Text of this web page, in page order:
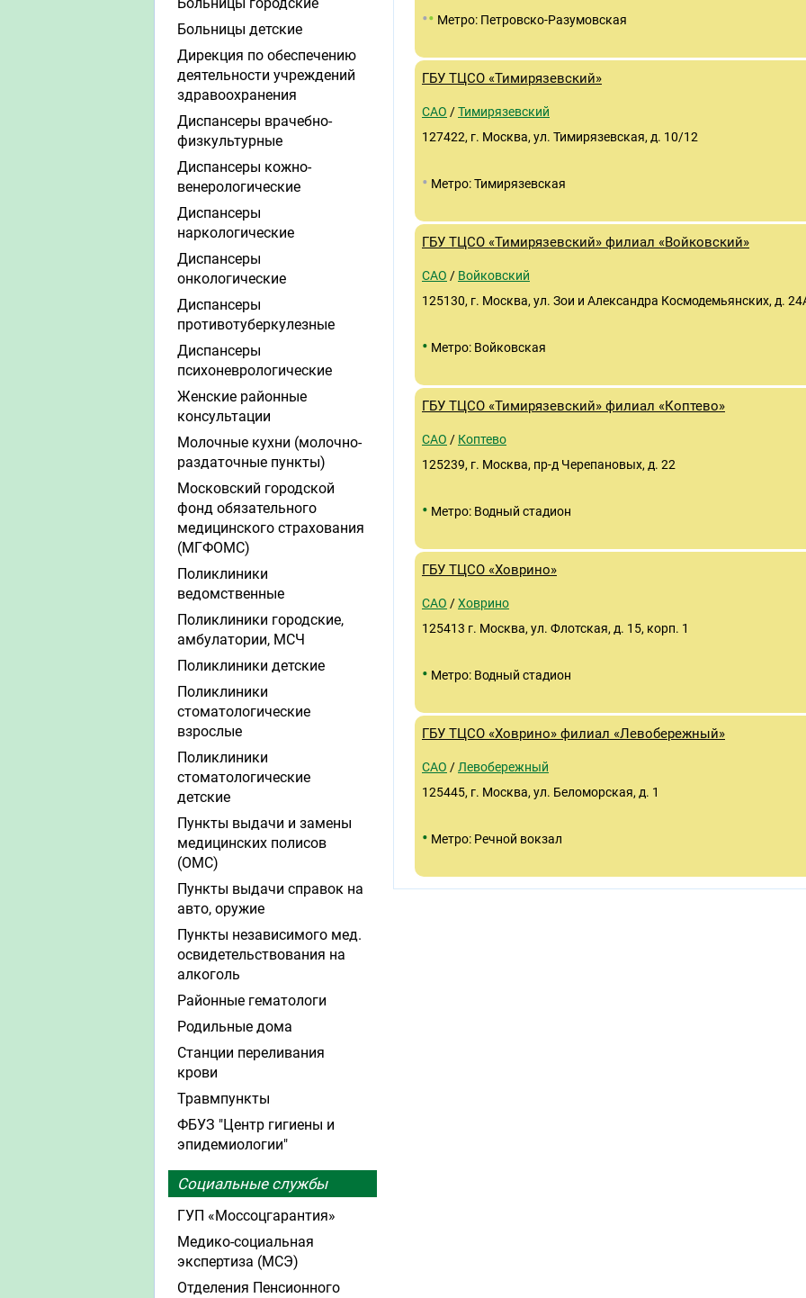
•• Метро: Петровско-Разумовская
ГБУ ТЦСО «Тимирязевский»
САО /Тимирязевский
127422, г. Москва, ул. Тимирязевская, д. 10/12
• Метро: Тимирязевская
ГБУ ТЦСО «Тимирязевский» филиал «Войковский»
САО / Войковский
125130, г. Москва, ул. Зои и Александра Космодемьянских, д.
• Метро: Войковская
ГБУ ТЦСО «Тимирязевский» филиал «Коптево»
САО / Коптево
125239, г. Москва, пр-д Черепановых, д. 22
• Метро: Водный стадион
ГБУ ТЦСО «Ховрино»
САО /Ховрино
125413 г. Москва, ул. Флотская, д. 15, корп. 1
• Метро: Водный стадион
ГБУ ТЦСО «Ховрино» филиал «Левобережный»
САО / Левобережный
125445, г. Москва, ул. Беломорская, д. 1
• Метро: Речной вокзал
Больницы детские
Дирекция по обеспечению
деятельности учреждений
здравоохранения
Диспансеры врачебно-
физкультурные
Диспансеры кожно-
венерологические
Диспансеры
наркологические
Диспансеры
онкологические
Диспансеры
противотуберкулезные
Диспансеры
психоневрологические
Женские районные
консультации
Молочные кухни (молочно-
раздаточные пункты)
Московский городской
фонд обязательного
медицинского страхования
(МГФОМС)
Поликлиники
ведомственные
Поликлиники городские,
амбулатории, МСЧ
Поликлиники детские
Поликлиники
стоматологические
взрослые
Поликлиники
стоматологические
детские
Пункты выдачи и замены
медицинских полисов
(ОМС)
Пункты выдачи справок на
авто, оружие
Пункты независимого мед.
освидетельствования на
алкоголь
Районные гематологи
Родильные дома
Станции переливания
крови
Травмпункты
ФБУЗ "Центр гигиены и
эпидемиологии"
Социальные службы
ГУП «Моссоцгарантия»
Медико-социальная
экспертиза (МСЭ)
Отделения Пенсионного